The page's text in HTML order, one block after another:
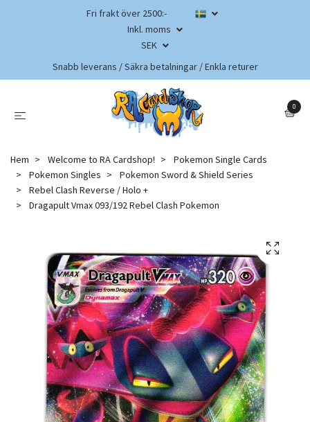
Fri frakt över 2500:-
Inkl. moms
SEK
Snabb leverans / Säkra betalningar / Enkla returer
0
Hem Welcome to RA Cardshop!
Pokemon Single Cards
Pokemon Singles
Pokemon Sword & Shield Series
Rebel Clash Reverse / Holo +
Dragapult Vmax 093/192 Rebel Clash Pokemon